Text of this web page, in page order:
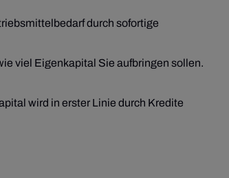
durch sofortige
viel Eigenkapital Sie aufbringen sollen.
wird in erster Linie durch Kredite